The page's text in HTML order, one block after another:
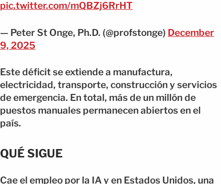
pic.twitter.com/mQBZj6RrHT
— Peter St Onge, Ph.D. (@profstonge) December
9, 2025
Este déficit se extiende a manufactura,
electricidad, transporte, construcción y servicios
de emergencia. En total, más de un millón de
puestos manuales permanecen abiertos en el
país.
QUÉ SIGUE
Cae el empleo por la IA y en Estados Unidos, una